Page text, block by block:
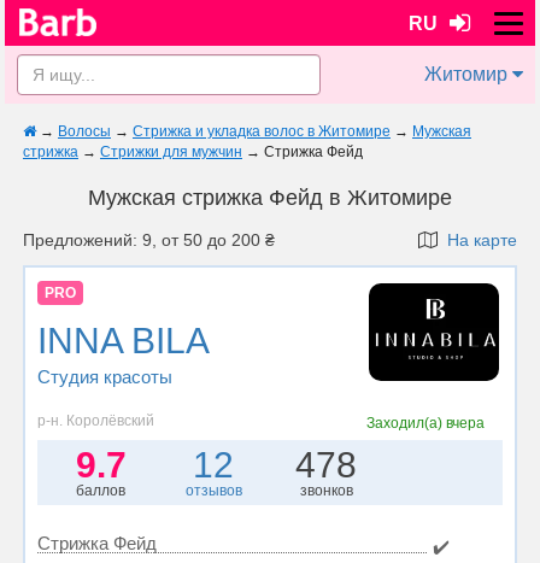
RU
Житомир
→ Волосы → Стрижка и укладка волос в Житомире → Мужская
стрижка → Стрижки для мужчин → Стрижка Фейд
Мужская стрижка Фейд в Житомире
Предложений: 9, от 50 до 200 ₴ На карте
PRO
INNA BILA
Студия красоты
р-н. Королёвский Заходил(а) вчера
9.7
баллов
12
отзывов
478
звонков
Стрижка Фейд ✔️